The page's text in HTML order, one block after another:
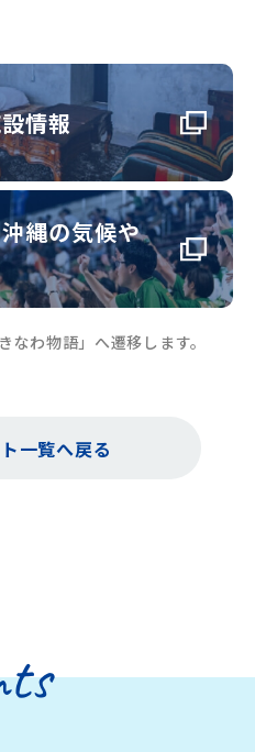
情報
縄の気候や
わ物語」へ遷移します。
一覧へ戻る